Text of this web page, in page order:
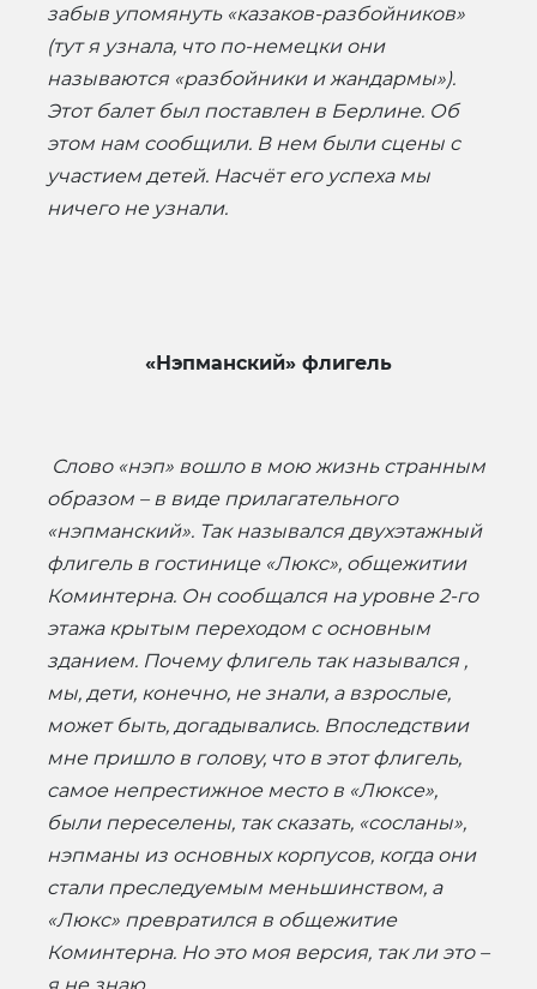
забыв упомянуть «казаков-разбойников»
(тут я узнала, что по-немецки они
называются «разбойники и жандармы»).
Этот балет был поставлен в Берлине. Об
этом нам сообщили. В нем были сцены с
участием детей. Насчёт его успеха мы
ничего не узнали.
«Нэпманский» флигель
Слово «нэп» вошло в мою жизнь странным
образом – в виде прилагательного
«нэпманский». Так назывался двухэтажный
флигель в гостинице «Люкс», общежитии
Коминтерна. Он сообщался на уровне 2-го
этажа крытым переходом с основным
зданием. Почему флигель так назывался ,
мы, дети, конечно, не знали, а взрослые,
может быть, догадывались. Впоследствии
мне пришло в голову, что в этот флигель,
самое непрестижное место в «Люксе»,
были переселены, так сказать, «сосланы»,
нэпманы из основных корпусов, когда они
стали преследуемым меньшинством, а
«Люкс» превратился в общежитие
Коминтерна. Но это моя версия, так ли это –